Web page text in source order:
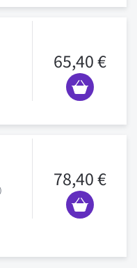
65,40 €
78,40 €